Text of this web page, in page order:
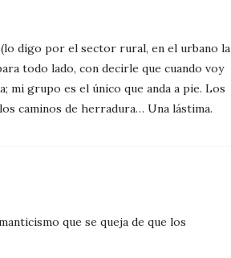
digo por el sector rural, en el urbano la
todo lado, con decirle que cuando voy
mi grupo es el único que anda a pie. Los
caminos de herradura… Una lástima.
que se queja de que los